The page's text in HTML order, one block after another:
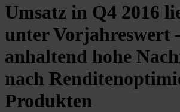
Umsatz in Q4 2016
unter Vorjahreswert
anhaltend hohe
nach
Produkten